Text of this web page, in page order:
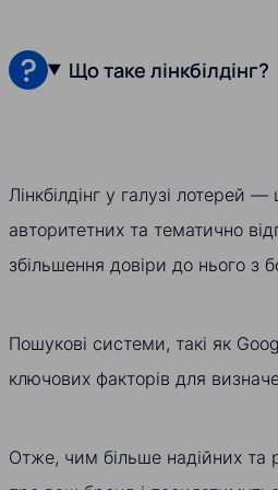
Що таке лінкбілдінг?
Лінкбілдінг у галузі лотерей
авторитетних та тематично
збільшення довіри до нього з
Пошукові системи, такі як
ключових факторів для
Отже, чим більше надійних та